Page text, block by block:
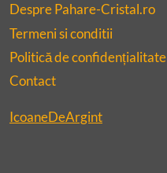
Despre Pahare-Cristal.ro
Termeni si conditii
Politică de confidențialitate
Contact
IcoaneDeArgint